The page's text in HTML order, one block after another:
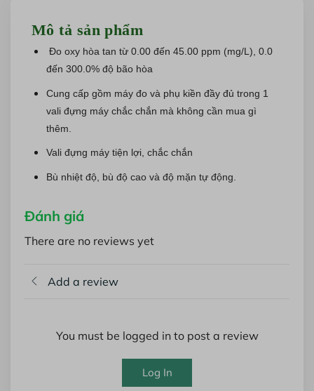
Mô tả sản phẩm
Đo oxy hòa tan từ 0.00 đến 45.00 ppm (mg/L), 0.0
đến 300.0% độ bão hòa
Cung cấp gồm máy đo và phụ kiền đầy đủ trong 1
vali đựng máy chắc chắn mà không cần mua gì
thêm.
Vali đựng máy tiện lợi, chắc chắn
Bù nhiệt độ, bù độ cao và độ mặn tự động.
Đánh giá
There are no reviews yet
Add a review
You must be logged in to post a review
Log In